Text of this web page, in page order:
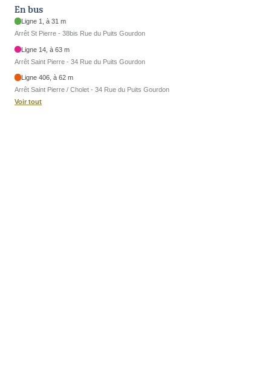
En bus
Ligne 1, à 31 m
Arrêt St Pierre - 38bis Rue du Puits Gourdon
Ligne 14, à 63 m
Arrêt Saint Pierre - 34 Rue du Puits Gourdon
Ligne 406, à 62 m
Arrêt Saint Pierre / Cholet - 34 Rue du Puits Gourdon
Voir tout